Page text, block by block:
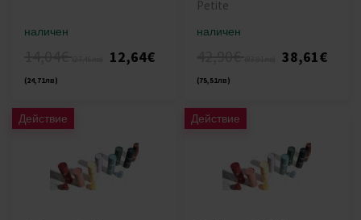
наличен
12,64€
(24,71лв)
Petite
наличен
38,61€
(75,51лв)
Действие Действие